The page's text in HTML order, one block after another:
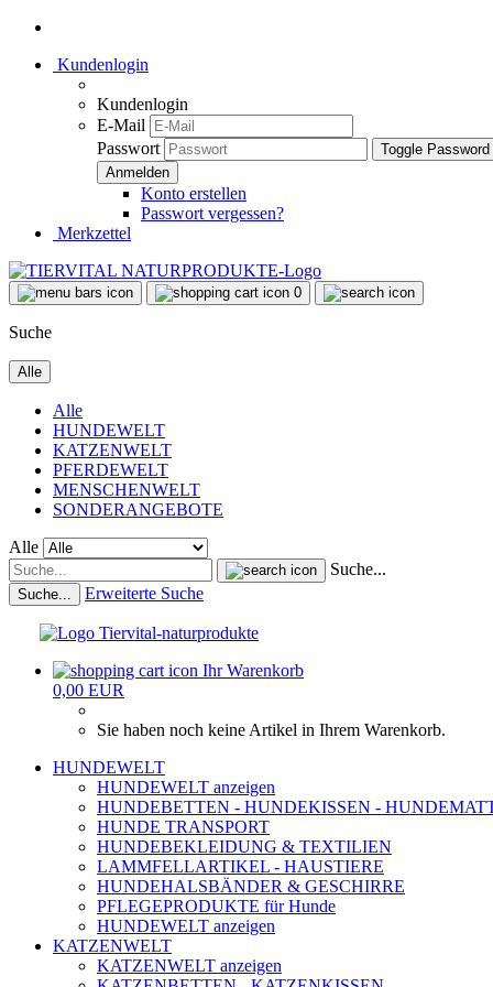
Kundenlogin
Kundenlogin
E-Mail
Passwort
Toggle
Konto erstellen
Passwort vergessen?
Merkzettel
0
Suche
Alle
Alle
HUNDEWELT
KATZENWELT
PFERDEWELT
MENSCHENWELT
SONDERANGEBOTE
Alle
Suche...
Suche... Erweiterte Suche
Ihr Warenkorb
0,00 EUR
Sie haben noch keine Artikel in Ihrem Warenkorb.
HUNDEWELT
HUNDEWELT anzeigen
HUNDEBETTEN - HUNDEKISSEN -
HUNDE TRANSPORT
HUNDEBEKLEIDUNG & TEXTILIEN
LAMMFELLARTIKEL - HAUSTIERE
HUNDEHALSBÄNDER & GESCHIRRE
PFLEGEPRODUKTE für Hunde
HUNDEWELT anzeigen
KATZENWELT
KATZENWELT anzeigen